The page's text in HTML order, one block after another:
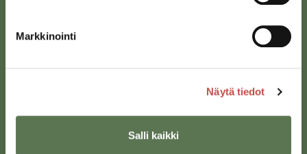
Markkinointi
Näytä tiedot
Salli kaikki
Sivulantie 11, PL 13